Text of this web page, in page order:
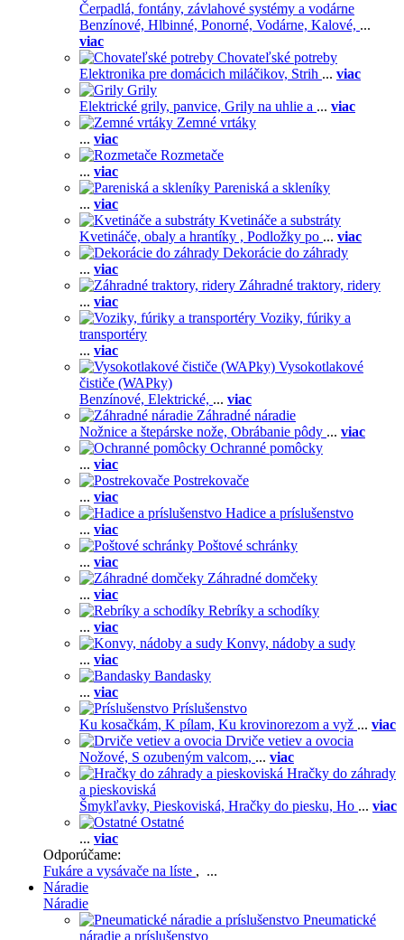
Čerpadlá, fontány, závlahové systémy a vodárne
Benzínové, Hlbinné, Ponorné, Vodárne, Kalové, ...
viac
Chovateľské potreby
Elektronika pre domácich miláčikov, Strih ... viac
Grily
Elektrické grily, panvice, Grily na uhlie a ... viac
Zemné vrtáky
... viac
Rozmetače
... viac
Pareniská a skleníky
... viac
Kvetináče a substráty
Kvetináče, obaly a hrantíky , Podložky po ... viac
Dekorácie do záhrady
... viac
Záhradné traktory, ridery
... viac
Voziky, fúriky a
transportéry
... viac
Vysokotlakové
čističe (WAPky)
Benzínové, Elektrické, ... viac
Záhradné náradie
Nožnice a štepárske nože, Obrábanie pôdy ... viac
Ochranné pomôcky
... viac
Postrekovače
... viac
Hadice a príslušenstvo
... viac
Poštové schránky
... viac
Záhradné domčeky
... viac
Rebríky a schodíky
... viac
Konvy, nádoby a sudy
... viac
Bandasky
... viac
Príslušenstvo
Ku kosačkám, K pílam, Ku krovinorezom a vyž ... viac
Drviče vetiev a ovocia
Nožové, S ozubeným valcom, ... viac
Hračky do záhrady
a pieskoviská
Šmykľavky, Pieskoviská, Hračky do piesku, Ho ... viac
Ostatné
... viac
Odporúčame:
Fukáre a vysávače na líste , ...
Náradie
Náradie
Pneumatické
náradie a príslušenstvo